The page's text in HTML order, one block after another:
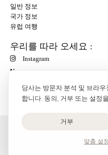
당사는 방문자 분석 및 브라우징 환경 개선을 위해 쿠키를 사용
합니다. 동의, 거부 또는 설정
거부
맞춤 설정
일반 정보
국가 정보
유럽 여행
우리를 따라 오세요 :
Instagram
N
O'Bon Paris - 148 rue de